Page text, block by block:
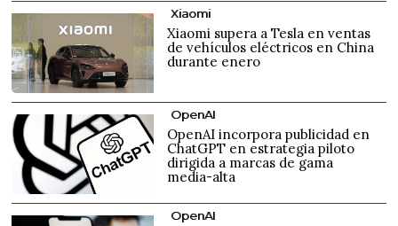
Xiaomi
Xiaomi supera a Tesla en ventas
de vehículos eléctricos en China
durante enero
OpenAI
OpenAI incorpora publicidad en
ChatGPT en estrategia piloto
dirigida a marcas de gama
media-alta
OpenAI